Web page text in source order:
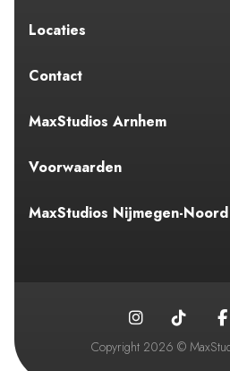
Locaties
Contact
MaxStudios Arnhem
Voorwaarden
MaxStudios Nijmegen-Noord
Copyright 2026 ©